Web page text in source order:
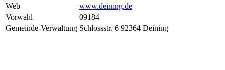
Web
www.deining.de
Vorwahl
09184
Gemeinde-Verwaltung Schlossstr. 6 92364 Deining